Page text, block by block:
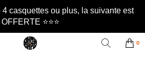
4 casquettes ou plus, la suivante est
OFFERTE ⭐️⭐️⭐️
0